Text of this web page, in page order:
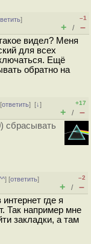
]
–1
+ / –
видел? Меня
для всех
Ещё
обратно на
ответить][↓]
+17
+ / –
сбрасывать
] [ответить]
–2
+ / –
где я
Так например мне
закладки, а там